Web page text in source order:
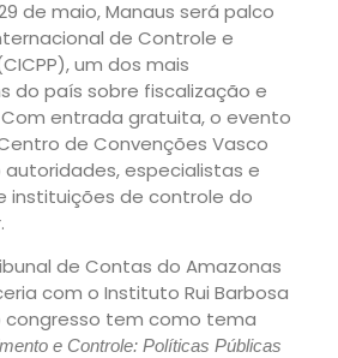
de maio, Manaus será palco
de Controle e
um dos mais
do país sobre fiscalização e
entrada gratuita, o evento
de Convenções Vasco
autoridades, especialistas e
instituições de controle do
de Contas do Amazonas
com o Instituto Rui Barbosa
congresso tem como tema
e Controle: Políticas Públicas